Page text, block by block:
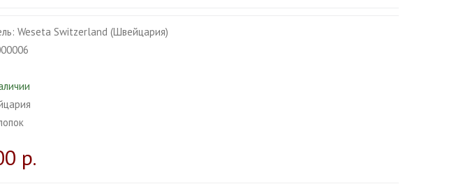
Weseta Switzerland (Швейцария)
р.